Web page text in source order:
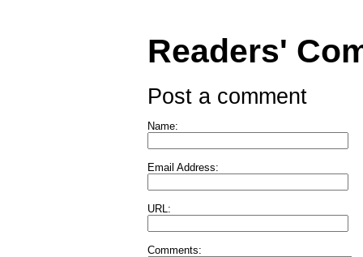
Readers'
Post a comment
Name:
Email Address:
URL:
Comments: